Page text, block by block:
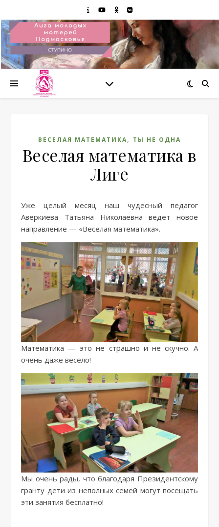
ВЕСЕЛАЯ МАТЕМАТИКА, ТЫ НЕ ОДНА
Веселая математика в
Лиге
Уже целый месяц наш чудесный педагог
Аверкиева Татьяна Николаевна ведет новое
направление — «Веселая математика».
Математика — это не страшно и не скучно. А
очень даже весело!
Мы очень рады, что благодаря Президентскому
гранту дети из неполных семей могут посещать
эти занятия бесплатно!